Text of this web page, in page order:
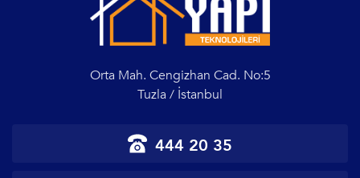
Orta Mah. Cengizhan Cad. No:5
Tuzla / İstanbul
444 20 35